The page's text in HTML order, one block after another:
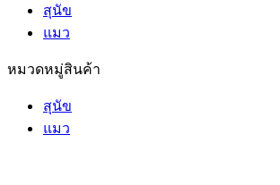
สุนัข
แมว
หมวดหมู่สินค้า
สุนัข
แมว